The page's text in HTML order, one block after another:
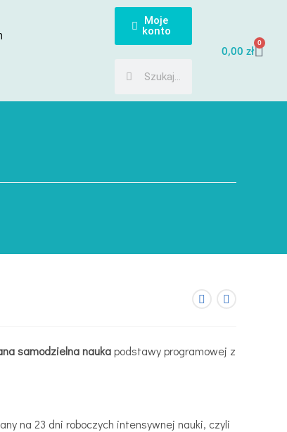
Moje
konto
0,00zł
0
samodzielna naukapodstawy programowej z
na 23 dni roboczych intensywnej nauki, czyli